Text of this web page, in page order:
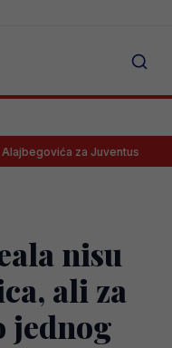
za Juventus
nisu
ali za
jednog